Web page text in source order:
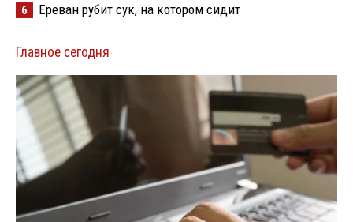
6 Ереван рубит сук, на котором сидит
Главное сегодня